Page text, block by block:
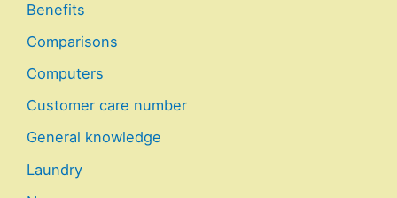
Benefits
Comparisons
Computers
Customer care number
General knowledge
Laundry